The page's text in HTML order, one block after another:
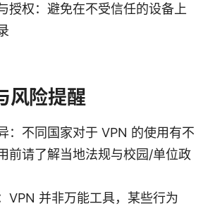
授权：避免在不受信任的设备上
风险提醒
：不同国家对于 VPN 的使用有不
前请了解当地法规与校园/单位政
VPN 并非万能工具，某些行为